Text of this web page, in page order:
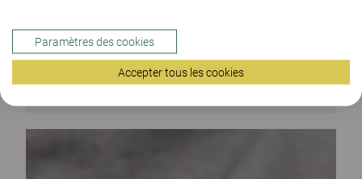
Paramètres des cookies
Accepter tous les cookies